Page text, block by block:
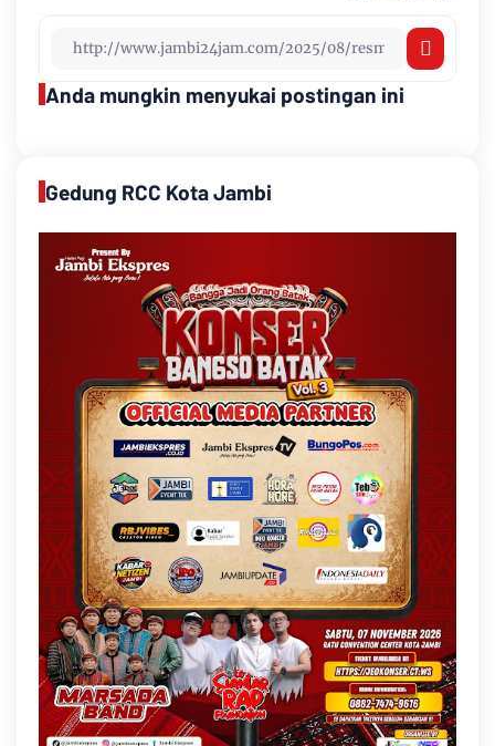
Anda mungkin menyukai postingan ini
Gedung RCC Kota Jambi